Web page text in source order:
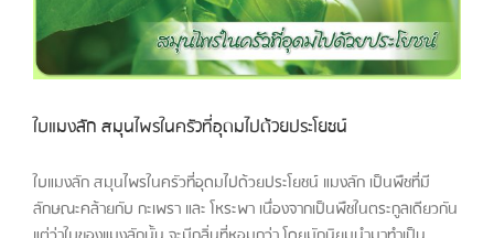
ใบแมงลัก สมุนไพรในครัวที่อุดมไปด้วยประโยชน์
ใบแมงลัก สมุนไพรในครัวที่อุดมไปด้วยประโยชน์ แมงลัก เป็นพืชที่มี
ลักษณะคล้ายกับ กะเพรา และ โหระพา เนื่องจากเป็นพืชในตระกูลเดียวกัน